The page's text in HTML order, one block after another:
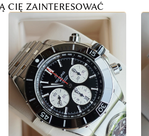
CIĘ ZAINTERESOWAĆ